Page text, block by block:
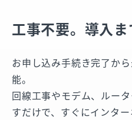
工事不要。導入
お申し込み手続き完了か
能。
回線工事やモデム、ルー
すだけで、すぐにインタ